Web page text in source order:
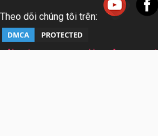
Theo dõi chúng tôi trên:
About us User Agreement